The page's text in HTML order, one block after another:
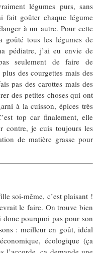
légumes purs, sans
fait goûter chaque légume
à un autre. Pour cette
goûté tous les légumes de
pédiatre, j’ai eu envie de
seulement de faire de
des courgettes mais des
pas des carottes mais des
des petites choses qui ont
à la cuisson, épices très
top car finalement, elle
contre, je cuis toujours les
de matière grasse pour
soi-même, c’est plaisant !
le faire. On trouve bien
donc pourquoi pas pour son
: meilleur en goût, idéal
écologique (ça